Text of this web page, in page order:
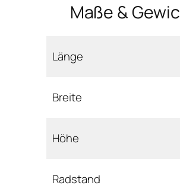
Maße &
Länge
Breite
Höhe
Radstand